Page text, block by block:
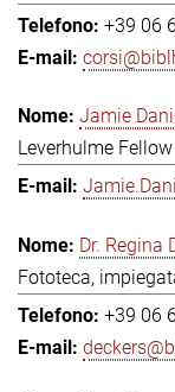
+39 06
Jamie
Leverhulme Fellow
Dr. Regina
Fototeca,
+39 06